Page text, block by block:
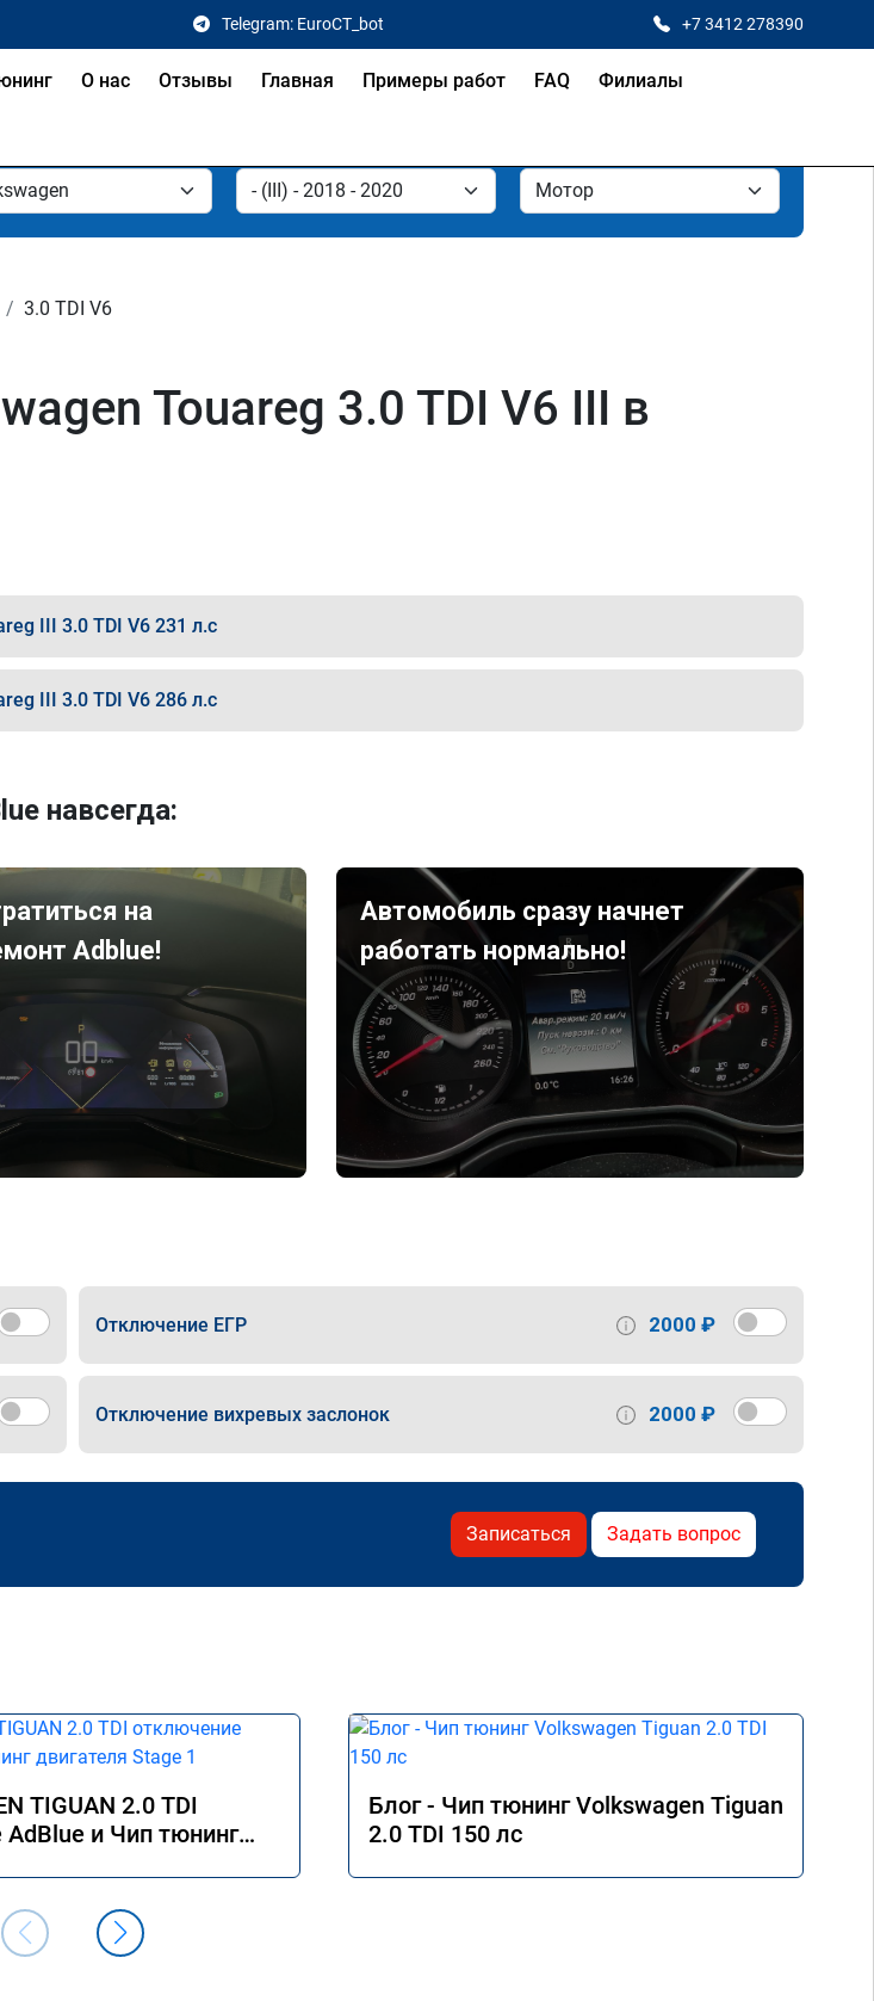
Telegram: EuroCT_bot +7 3412 278390
О нас Отзывы Главная Примеры работ FAQ Филиалы
3.0 TDI V6
Touareg 3.0 TDI V6 III в
III 3.0 TDI V6 231 л.с
III 3.0 TDI V6 286 л.с
навсегда:
на
Adblue!
Автомобиль сразу начнет
работать нормально!
Отключение ЕГР 2000 ₽
Отключение вихревых заслонок 2000 ₽
Записаться Задать вопрос
TIGUAN 2.0 TDI
и Чип тюнинг
Блог - Чип тюнинг Volkswagen Tiguan
2.0 TDI 150 лс